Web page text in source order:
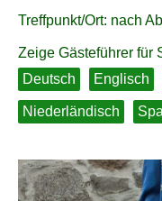
Treffpunkt/Ort: nach
Zeige Gästeführer für
Deutsch
Englisch
Niederländisch